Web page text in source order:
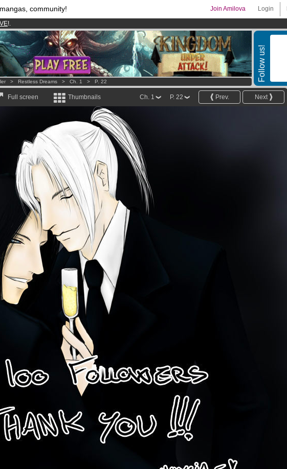
community! Login
Join Amilova
!.
1000comics & mangas!.
euros per month !Get membership now
Follow us!
> Restless Dreams > Ch. 1 > P. 22
Full screen Thumbnails Next
Prev.
P. 22
Ch. 1